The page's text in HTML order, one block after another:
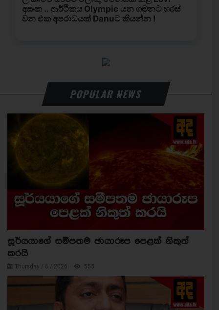
POPULAR NEWS
සූර්යයාගේ සමීපතම ඡායාරූප පෙළක් නිකුත්
කරයි
Thursday / 6 / 2026 555